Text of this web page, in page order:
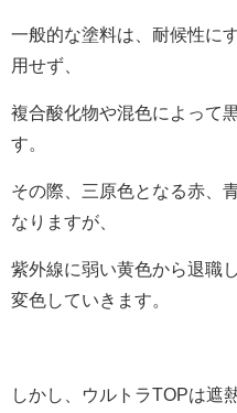
一般的な塗料は、耐候性に
用せず、
複合酸化物や混色によって
す。
その際、三原色となる赤、
なりますが、
紫外線に弱い黄色から退職
変色していきます。
しかし、ウルトラTOPは遮